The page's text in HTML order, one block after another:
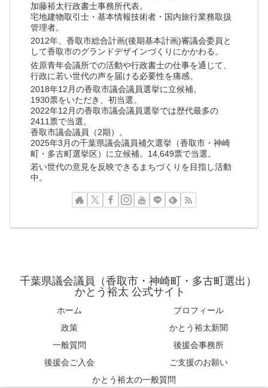
加藤裕太行政書士事務所代表。
宅地建物取引士・基本情報技術者・国内旅行業務取扱
管理者。
2012年、香取市総合計画(後期基本計画)審議会委員と
して香取市のグランドデザインづくりにかかわる。
佐原青年会議所での活動や行政書士の仕事を通じて、
行政に若い世代の声を届ける必要性を痛感。
2018年12月の香取市議会議員選挙に立候補。
1930票をいただき、初当選。
2022年12月の香取市議会議員選挙では歴代最多の
2411票で当選。
香取市議会議員（2期）。
2025年3月の千葉県議会議員補欠選挙（香取市・神崎
町・多古町選挙区）に立候補。14,649票で当選。
若い世代の意見を反映できるまちづくりを目指し活動
中。
千葉県議会議員（香取市・神崎町・多古町選出）
かとう裕太 公式サイト
ホーム
プロフィール
政策
かとう裕太新聞
一般質問
後援会事務所
後援会ご入会
ご支援のお願い
かとう裕太の一般質問